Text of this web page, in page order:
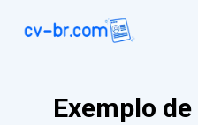
Exemplo